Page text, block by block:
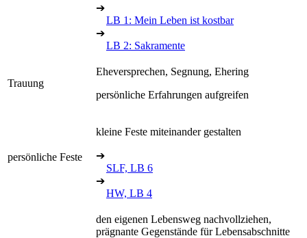
➔
LB 1: Mein Leben ist kostbar
➔
LB 2: Sakramente
Trauung
Eheversprechen, Segnung, Ehering
persönliche Erfahrungen aufgreifen
persönliche Feste
kleine Feste miteinander gestalten
➔
SLF, LB 6
➔
HW, LB 4
den eigenen Lebensweg nachvollziehen,
prägnante Gegenstände für Lebensabschnitte